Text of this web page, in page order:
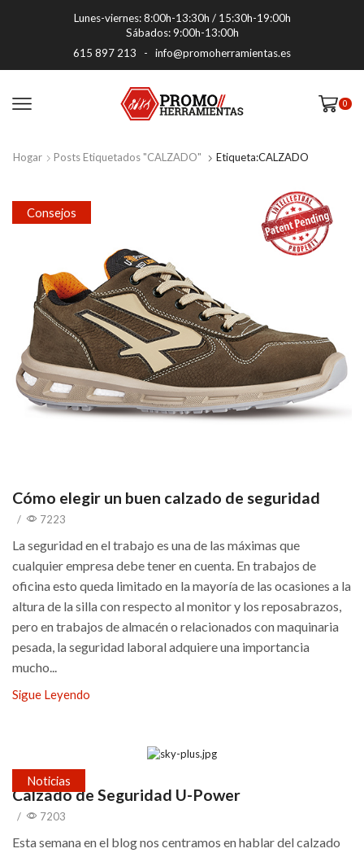
Lunes-viernes: 8:00h-13:30h / 15:30h-19:00h
Sábados: 9:00h-13:00h
615 897 213 - info@promoherramientas.es
0
Hogar Posts Etiquetados "CALZADO" Etiqueta:CALZADO
Consejos
Cómo elegir un buen calzado de seguridad
/ 7223
La seguridad en el trabajo es una de las máximas que
cualquier empresa debe tener en cuenta. En trabajos de
oficina esto queda limitado en la mayoría de las ocasiones a la
altura de la silla con respecto al monitor y los reposabrazos,
pero en trabajos de almacén o relacionados con maquinaria
pesada, la seguridad laboral adquiere una importancia
mucho...
Sigue Leyendo
Noticias
Calzado de Seguridad U-Power
/ 7203
Esta semana en el blog nos centramos en hablar del calzado